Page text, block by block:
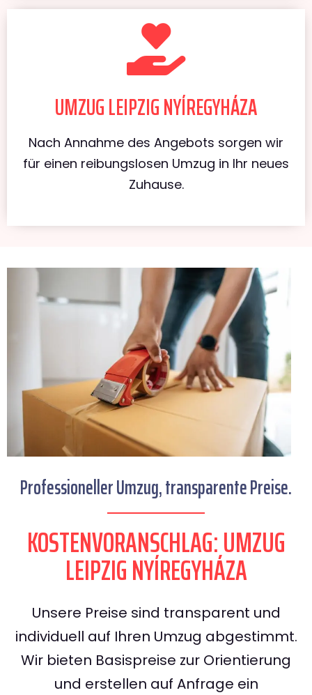
UMZUG LEIPZIG NYÍREGYHÁZA
Nach Annahme des Angebots sorgen wir
für einen reibungslosen Umzug in Ihr neues
Zuhause.
Professioneller Umzug, transparente Preise.
KOSTENVORANSCHLAG: UMZUG
LEIPZIG NYÍREGYHÁZA
Unsere Preise sind transparent und
individuell auf Ihren Umzug abgestimmt.
Wir bieten Basispreise zur Orientierung
und erstellen auf Anfrage ein